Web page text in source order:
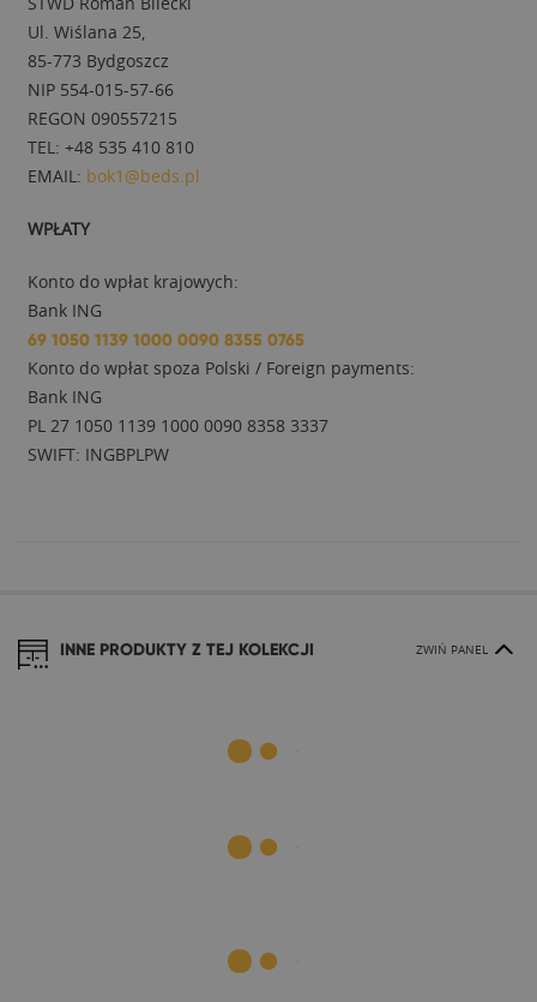
Ul. Wiślana 25,
85-773 Bydgoszcz
NIP 554-015-57-66
REGON 090557215
TEL: +48 535 410 810
EMAIL: bok1@beds.pl
WPŁATY
Konto do wpłat krajowych:
Bank ING
69 1050 1139 1000 0090 8355 0765
Konto do wpłat spoza Polski / Foreign payments:
Bank ING
PL 27 1050 1139 1000 0090 8358 3337
SWIFT: INGBPLPW
INNE PRODUKTY Z TEJ KOLEKCJI ZWIŃ PANEL